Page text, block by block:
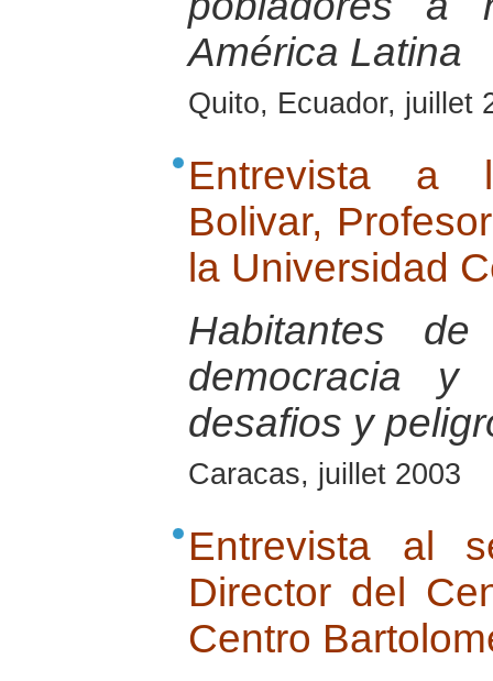
América Latina
Quito, Ecuador, juillet
Entrevista a
Bolivar,
la Universidad
Habitantes de
democracia y
desafios y
Caracas, juillet 2003
Entrevista al
Director del
Centro